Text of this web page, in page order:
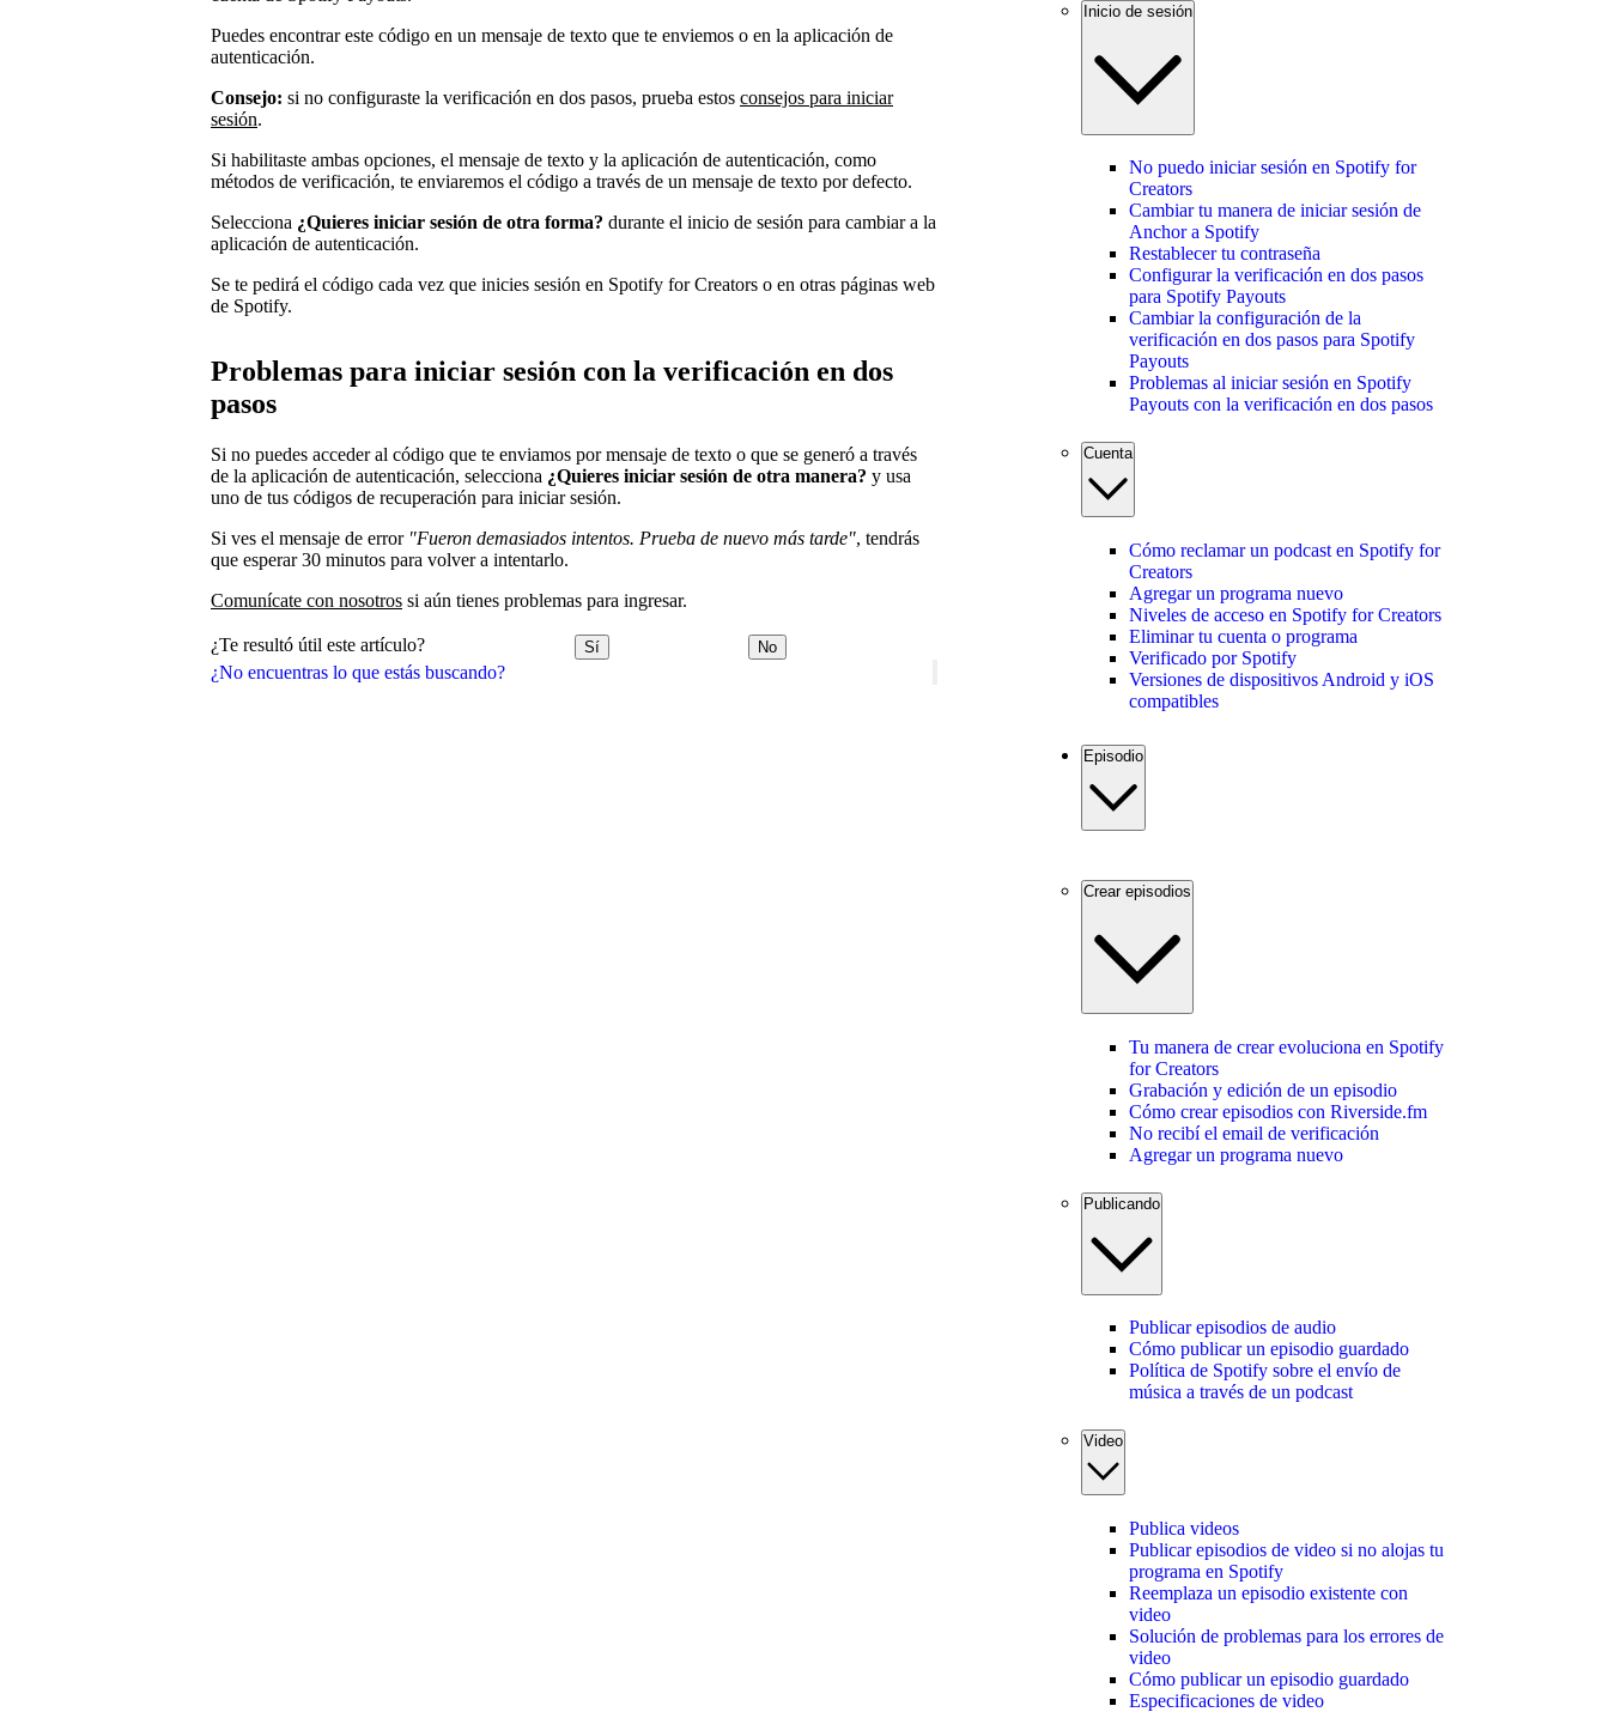
¿No encuentras lo que estás buscando?
Puedes encontrar este código en un mensaje de texto que te enviemos o en la aplicación de
autenticación.
Consejo: si no configuraste la verificación en dos pasos, prueba estos consejos para iniciar
sesión.
Si habilitaste ambas opciones, el mensaje de texto y la aplicación de autenticación, como
métodos de verificación, te enviaremos el código a través de un mensaje de texto por defecto.
Selecciona ¿Quieres iniciar sesión de otra forma? durante el inicio de sesión para cambiar a la
aplicación de autenticación.
Se te pedirá el código cada vez que inicies sesión en Spotify for Creators o en otras páginas web
de Spotify.
Problemas para iniciar sesión con la verificación en dos
pasos
Si no puedes acceder al código que te enviamos por mensaje de texto o que se generó a través
de la aplicación de autenticación, selecciona ¿Quieres iniciar sesión de otra manera? y usa
uno de tus códigos de recuperación para iniciar sesión.
Si ves el mensaje de error "Fueron demasiados intentos. Prueba de nuevo más tarde", tendrás
que esperar 30 minutos para volver a intentarlo.
Comunícate con nosotros si aún tienes problemas para ingresar.
¿Te resultó útil este artículo? Sí No
Inicio de sesión
No puedo iniciar sesión en Spotify for
Creators
Cambiar tu manera de iniciar sesión de
Anchor a Spotify
Restablecer tu contraseña
Configurar la verificación en dos pasos
para Spotify Payouts
Cambiar la configuración de la
verificación en dos pasos para Spotify
Payouts
Problemas al iniciar sesión en Spotify
Payouts con la verificación en dos pasos
Cuenta
Cómo reclamar un podcast en Spotify for
Creators
Agregar un programa nuevo
Niveles de acceso en Spotify for Creators
Eliminar tu cuenta o programa
Verificado por Spotify
Versiones de dispositivos Android y iOS
compatibles
Episodio
Crear episodios
Tu manera de crear evoluciona en Spotify
for Creators
Grabación y edición de un episodio
Cómo crear episodios con Riverside.fm
No recibí el email de verificación
Agregar un programa nuevo
Publicando
Publicar episodios de audio
Cómo publicar un episodio guardado
Política de Spotify sobre el envío de
música a través de un podcast
Video
Publica videos
Publicar episodios de video si no alojas tu
programa en Spotify
Reemplaza un episodio existente con
video
Solución de problemas para los errores de
video
Cómo publicar un episodio guardado
Especificaciones de video